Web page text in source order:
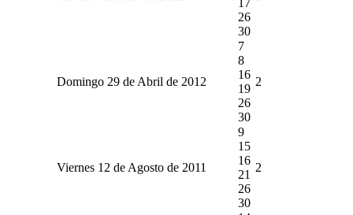
26
30
Domingo 29 de Abril de 2012
7
8
16
19
26
30
2
Viernes 12 de Agosto de 2011
9
15
16
21
26
30
2